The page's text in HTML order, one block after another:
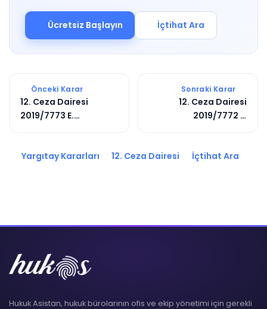
Ücretsiz Başlayın İçtihat Ara
Önceki Karar
12. Ceza Dairesi
2019/7773 E.
Sonraki Karar
12. Ceza Dairesi
2019/7772 E.
Yargıtay Kararları 12. Ceza Dairesi İçtihat Ara
Hukuk Asistan, hukuk bürolarının ofis ve ekip yönetimi için gerekli